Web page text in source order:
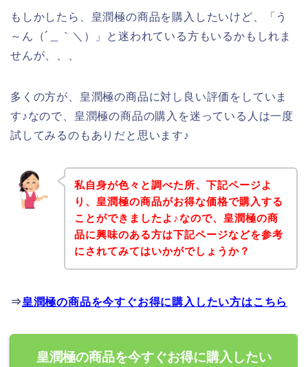
もしかしたら、皇潤極の商品を購入したいけど、「う
～ん（´＿｀＼）」と迷われている方もいるかもしれま
せんが、、、
多くの方が、皇潤極の商品に対し良い評価をしていま
す♪なので、皇潤極の商品の購入を迷っている人は一度
試してみるのもありだと思います♪
私自身が色々と調べた所、下記ページよ
り、皇潤極の商品がお得な価格で購入する
ことができましたよ♪なので、皇潤極の商
品に興味のある方は下記ページなどを参考
にされてみてはいかがでしょうか？
⇒皇潤極の商品を今すぐお得に購入したい方はこちら
皇潤極の商品を今すぐお得に購入したい